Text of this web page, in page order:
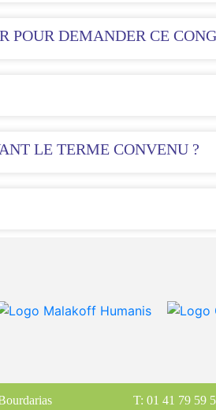
POUR DEMANDER CE
LE TERME CONVENU ?
T: 01 41 79 59